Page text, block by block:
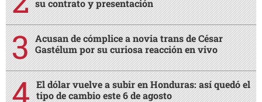
su contrato y presentación
Acusan de cómplice a novia trans de César
Gastélum por su curiosa reacción en vivo
El dólar vuelve a subir en Honduras: así quedó el
tipo de cambio este 6 de agosto